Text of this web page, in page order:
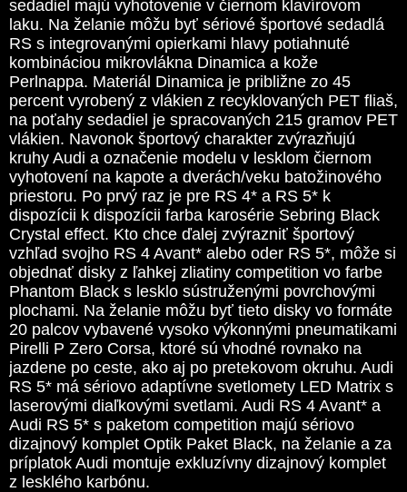
sedadiel majú vyhotovenie v čiernom klavírovom
laku. Na želanie môžu byť sériové športové sedadlá
RS s integrovanými opierkami hlavy potiahnuté
kombináciou mikrovlákna Dinamica a kože
Perlnappa. Materiál Dinamica je približne zo 45
percent vyrobený z vlákien z recyklovaných PET fliaš,
na poťahy sedadiel je spracovaných 215 gramov PET
vlákien. Navonok športový charakter zvýrazňujú
kruhy Audi a označenie modelu v lesklom čiernom
vyhotovení na kapote a dverách/veku batožinového
priestoru. Po prvý raz je pre RS 4* a RS 5* k
dispozícii k dispozícii farba karosérie Sebring Black
Crystal effect. Kto chce ďalej zvýrazniť športový
vzhľad svojho RS 4 Avant* alebo oder RS 5*, môže si
objednať disky z ľahkej zliatiny competition vo farbe
Phantom Black s lesklo sústruženými povrchovými
plochami. Na želanie môžu byť tieto disky vo formáte
20 palcov vybavené vysoko výkonnými pneumatikami
Pirelli P Zero Corsa, ktoré sú vhodné rovnako na
jazdene po ceste, ako aj po pretekovom okruhu. Audi
RS 5* má sériovo adaptívne svetlomety LED Matrix s
laserovými diaľkovými svetlami. Audi RS 4 Avant* a
Audi RS 5* s paketom competition majú sériovo
dizajnový komplet Optik Paket Black, na želanie a za
príplatok Audi montuje exkluzívny dizajnový komplet
z lesklého karbónu.